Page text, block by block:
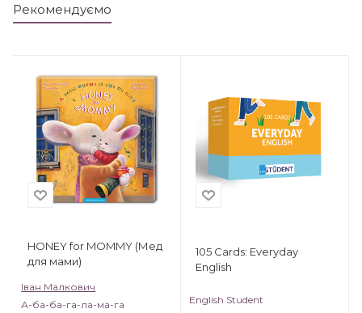
Рекомендуємо
HONEY for MOMMY (Мед
для мами)
Іван Малкович
А-ба-ба-га-ла-ма-га
105 Cards: Everyday
English
English Student